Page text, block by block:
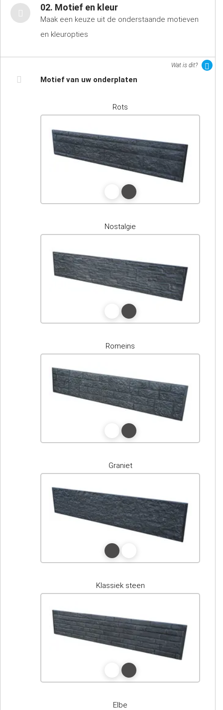
02. Motief en kleur
Maak een keuze uit de onderstaande motieven
en kleuropties
Wat is dit?
Motief van uw onderplaten
Rots
Nostalgie
Romeins
Graniet
Klassiek steen
Elbe